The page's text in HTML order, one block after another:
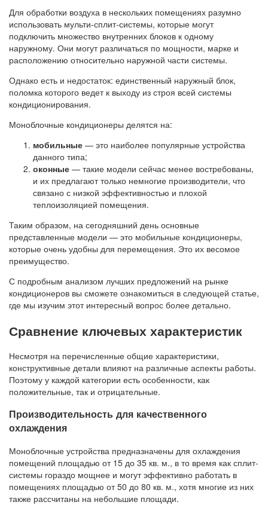
Для обработки воздуха в нескольких помещениях разумно
использовать мульти-сплит-системы, которые могут
подключить множество внутренних блоков к одному
наружному. Они могут различаться по мощности, марке и
расположению относительно наружной части системы.
Однако есть и недостаток: единственный наружный блок,
поломка которого ведет к выходу из строя всей системы
кондиционирования.
Моноблочные кондиционеры делятся на:
мобильные — это наиболее популярные устройства
данного типа;
оконные — такие модели сейчас менее востребованы,
и их предлагают только немногие производители, что
связано с низкой эффективностью и плохой
теплоизоляцией помещения.
Таким образом, на сегодняшний день основные
представленные модели — это мобильные кондиционеры,
которые очень удобны для перемещения. Это их весомое
преимущество.
С подробным анализом лучших предложений на рынке
кондиционеров вы сможете ознакомиться в следующей статье,
где мы изучим этот интересный вопрос более детально.
Сравнение ключевых характеристик
Несмотря на перечисленные общие характеристики,
конструктивные детали влияют на различные аспекты работы.
Поэтому у каждой категории есть особенности, как
положительные, так и отрицательные.
Производительность для качественного
охлаждения
Моноблочные устройства предназначены для охлаждения
помещений площадью от 15 до 35 кв. м., в то время как сплит-
системы гораздо мощнее и могут эффективно работать в
помещениях площадью от 50 до 80 кв. м., хотя многие из них
также рассчитаны на небольшие площади.